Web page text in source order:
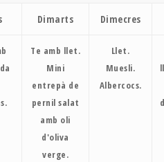
Dimarts Dimecres
Te amb llet.
Mini
entrepà de
pernil salat
amb oli
d'oliva
verge.
Llet.
Muesli.
Albercocs.